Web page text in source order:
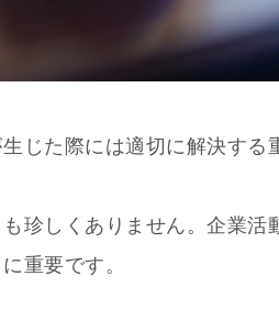
じた際には適切に解決する
珍しくありません。企業活
重要です。